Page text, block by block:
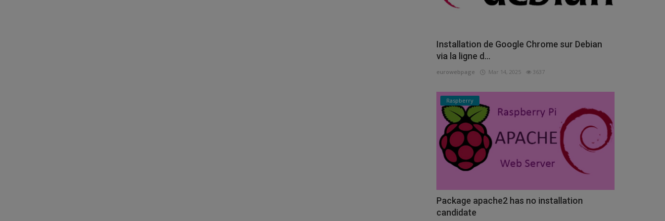
Installation de Google Chrome sur Debian
via la ligne d...
eurowebpage Mar 14, 2025 3637
Raspberry
Package apache2 has no installation
candidate